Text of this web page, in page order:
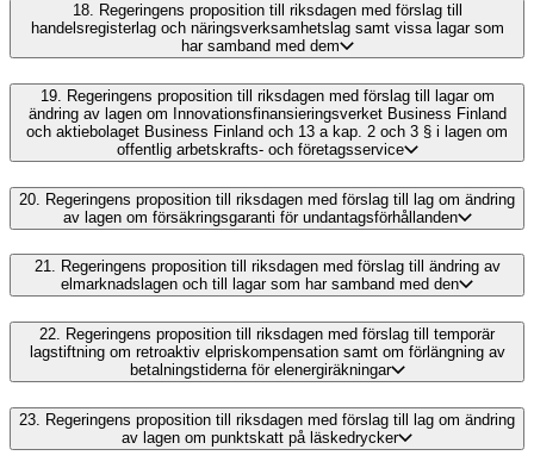
18. Regeringens proposition till riksdagen med förslag till
handelsregisterlag och näringsverksamhetslag samt vissa lagar som
har samband med dem
19.
Regeringens proposition till riksdagen med förslag till lagar om
ändring av lagen om Innovationsfinansieringsverket Business Finland
och aktiebolaget Business Finland och 13 a kap. 2 och 3 § i lagen om
offentlig arbetskrafts- och företagsservice
20. Regeringens proposition till riksdagen med förslag till lag om ändring
av lagen om försäkringsgaranti för undantagsförhållanden
21. Regeringens proposition till riksdagen med förslag till ändring av
elmarknadslagen och till lagar som har samband med den
22.
Regeringens proposition till riksdagen med förslag till temporär
lagstiftning om retroaktiv elpriskompensation samt om förlängning av
betalningstiderna för elenergiräkningar
23. Regeringens proposition till riksdagen med förslag till lag om ändring
av lagen om punktskatt på läskedrycker